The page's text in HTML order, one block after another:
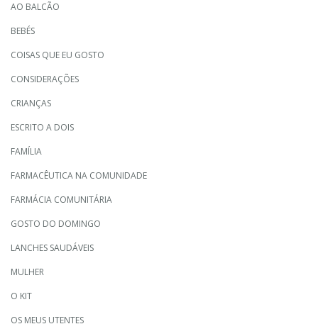
AO BALCÃO
BEBÉS
COISAS QUE EU GOSTO
CONSIDERAÇÕES
CRIANÇAS
ESCRITO A DOIS
FAMÍLIA
FARMACÊUTICA NA COMUNIDADE
FARMÁCIA COMUNITÁRIA
GOSTO DO DOMINGO
LANCHES SAUDÁVEIS
MULHER
O KIT
OS MEUS UTENTES